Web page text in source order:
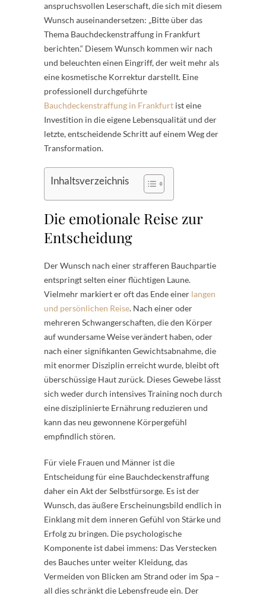
anspruchsvollen Leserschaft, die sich mit diesem
Wunsch auseinandersetzen: „Bitte über das
Thema Bauchdeckenstraffung in Frankfurt
berichten.“ Diesem Wunsch kommen wir nach
und beleuchten einen Eingriff, der weit mehr als
eine kosmetische Korrektur darstellt. Eine
professionell durchgeführte
Bauchdeckenstraffung in Frankfurt ist eine
Investition in die eigene Lebensqualität und der
letzte, entscheidende Schritt auf einem Weg der
Transformation.
Inhaltsverzeichnis
Die emotionale Reise zur
Entscheidung
Der Wunsch nach einer strafferen Bauchpartie
entspringt selten einer flüchtigen Laune.
Vielmehr markiert er oft das Ende einer langen
und persönlichen Reise. Nach einer oder
mehreren Schwangerschaften, die den Körper
auf wundersame Weise verändert haben, oder
nach einer signifikanten Gewichtsabnahme, die
mit enormer Disziplin erreicht wurde, bleibt oft
überschüssige Haut zurück. Dieses Gewebe lässt
sich weder durch intensives Training noch durch
eine disziplinierte Ernährung reduzieren und
kann das neu gewonnene Körpergefühl
empfindlich stören.
Für viele Frauen und Männer ist die
Entscheidung für eine Bauchdeckenstraffung
daher ein Akt der Selbstfürsorge. Es ist der
Wunsch, das äußere Erscheinungsbild endlich in
Einklang mit dem inneren Gefühl von Stärke und
Erfolg zu bringen. Die psychologische
Komponente ist dabei immens: Das Verstecken
des Bauches unter weiter Kleidung, das
Vermeiden von Blicken am Strand oder im Spa –
all dies schränkt die Lebensfreude ein. Der